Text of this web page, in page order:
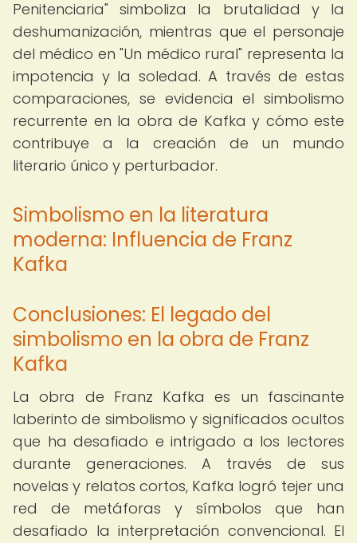
Penitenciaria" simboliza la brutalidad y la
deshumanización, mientras que el personaje
del médico en "Un médico rural" representa la
impotencia y la soledad. A través de estas
comparaciones, se evidencia el simbolismo
recurrente en la obra de Kafka y cómo este
contribuye a la creación de un mundo
literario único y perturbador.
Simbolismo en la literatura
moderna: Influencia de Franz
Kafka
Conclusiones: El legado del
simbolismo en la obra de Franz
Kafka
La obra de Franz Kafka es un fascinante
laberinto de simbolismo y significados ocultos
que ha desafiado e intrigado a los lectores
durante generaciones. A través de sus
novelas y relatos cortos, Kafka logró tejer una
red de metáforas y símbolos que han
desafiado la interpretación convencional. El